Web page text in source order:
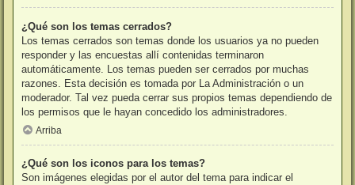
¿Qué son los temas cerrados?
Los temas cerrados son temas donde los usuarios ya no pueden
responder y las encuestas allí contenidas terminaron
automáticamente. Los temas pueden ser cerrados por muchas
razones. Esta decisión es tomada por La Administración o un
moderador. Tal vez pueda cerrar sus propios temas dependiendo de
los permisos que le hayan concedido los administradores.
Arriba
¿Qué son los iconos para los temas?
Son imágenes elegidas por el autor del tema para indicar el